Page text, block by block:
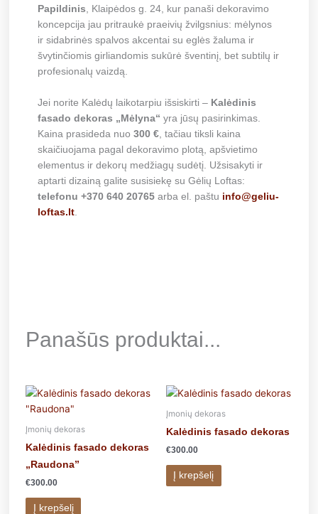
Papildinis, Klaipėdos g. 24, kur panaši dekoravimo
koncepcija jau pritraukė praeivių žvilgsnius: mėlynos
ir sidabrinės spalvos akcentai su eglės žaluma ir
švytinčiomis girliandomis sukūrė šventinį, bet subtilų ir
profesionalų vaizdą.
Jei norite Kalėdų laikotarpiu išsiskirti – Kalėdinis
fasado dekoras „Mėlyna“ yra jūsų pasirinkimas.
Kaina prasideda nuo300 €, tačiau tiksli kaina
skaičiuojama pagal dekoravimo plotą, apšvietimo
elementus ir dekorų medžiagų sudėtį. Užsisakyti ir
aptarti dizainą galite susisiekę su Gėlių Loftas:
telefonu +370 640 20765 arba el. paštu info@geliu-
loftas.lt.
Panašūs produktai...
Įmonių dekoras
Kalėdinis fasado dekoras
„Raudona”
€300.00
Į krepšelį
Įmonių dekoras
Kalėdinis fasado dekoras
€300.00
Į krepšelį